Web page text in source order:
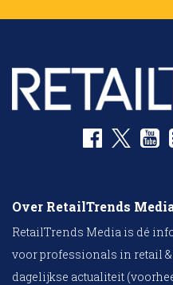
Over RetailTrends
RetailTrends Media is dé
voor professionals in retail
dagelijkse actualiteit